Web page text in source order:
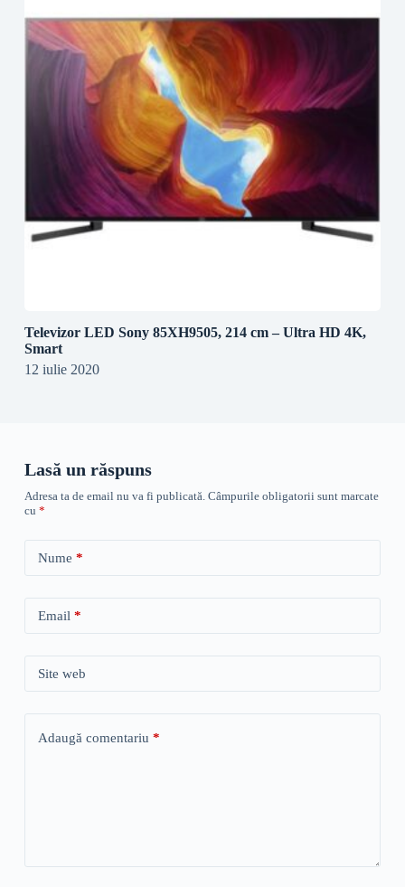
Televizor LED Sony 85XH9505, 214 cm – Ultra HD 4K,
Smart
12 iulie 2020
Lasă un răspuns
Adresa ta de email nu va fi publicată. Câmpurile obligatorii sunt marcate
cu *
Nume *
Email *
Site web
Adaugă comentariu *